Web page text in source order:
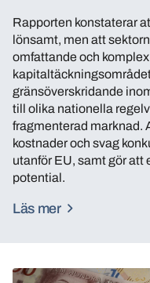
Rapporten konstaterar
lönsamt, men att
omfattande och
gränsöverskridande
till olika nationella
fragmenterad marknad.
kostnader och svag
utanför EU, samt gör att
potential.
Läs mer